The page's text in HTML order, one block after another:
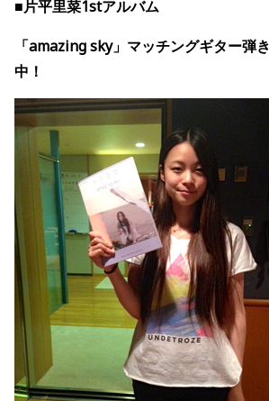
■片平里菜1stアルバム
「amazing sky」マッチングギター弾
中！